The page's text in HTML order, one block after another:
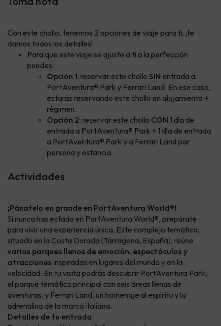
Con este chollo, tenemos 2 opciones de viaje para ti, ¡te
damos todos los detalles!
Para que este viaje se ajuste a ti a la perfección
puedes:
Opción 1: reservar este chollo SIN entrada a
PortAventura® Park y Ferrari Land. En ese caso,
estarás reservando este chollo en alojamiento +
régimen.
Opción 2: reservar este chollo CON 1 día de
entrada a PortAventura® Park + 1 día de entrada
a PortAventura® Park y a Ferrari Land por
persona y estancia.
Actividades
¡Pásatelo en grande en PortAventura World®!
Si nunca has estado en PortAventura World®, prepárate
para vivir una experiencia única. Este complejo temático,
situado en la Costa Dorada (Tarragona, España), reúne
varios parques llenos de emoción, espectáculos y
atracciones inspiradas en lugares del mundo y en la
velocidad. En tu visita podrás descubrir PortAventura Park,
el parque temático principal con seis áreas llenas de
aventuras, y Ferrari Land, un homenaje al espíritu y la
adrenalina de la marca italiana.
Detalles de tu entrada